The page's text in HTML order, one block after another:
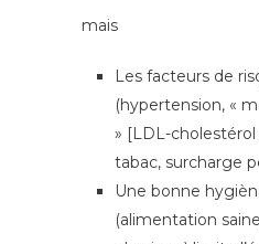
mais
Les facteurs de
(hypertension, «
» [LDL-
tabac, surcharge
Une bonne
(alimentation